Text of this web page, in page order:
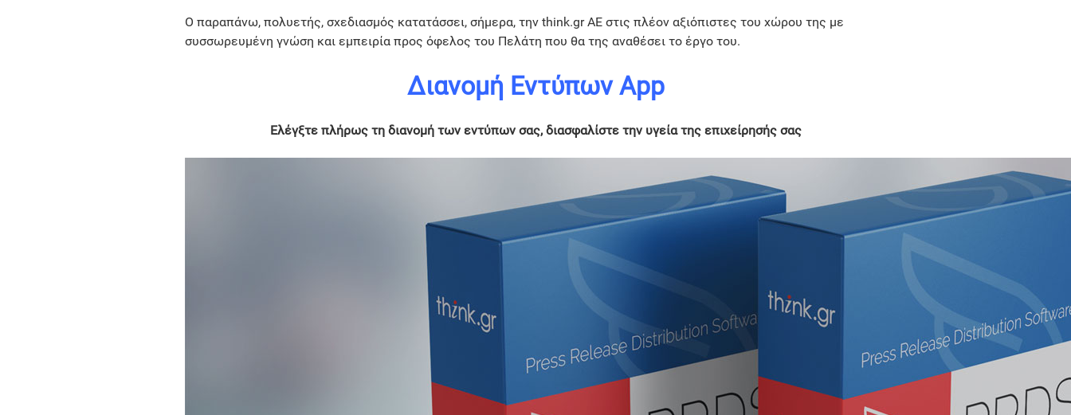
Ο παραπάνω, πολυετής, σχεδιασμός κατατάσσει, σήμερα, την think.gr AE στις πλέον αξιόπιστες του χώρου της με
συσσωρευμένη γνώση και εμπειρία προς όφελος του Πελάτη που θα της αναθέσει το έργο του.
Διανομή Εντύπων App
Ελέγξτε πλήρως τη διανομή των εντύπων σας, διασφαλίστε την υγεία της επιχείρησής σας